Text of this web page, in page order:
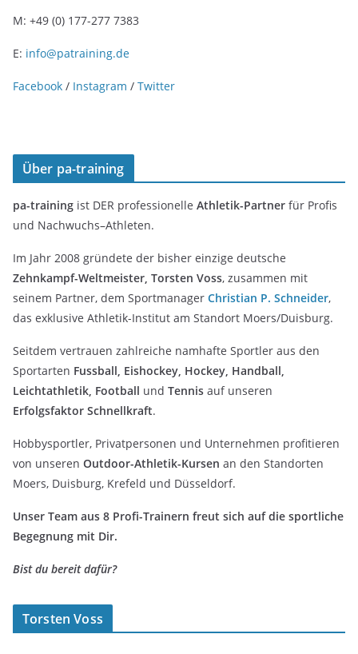
M: +49 (0) 177-277 7383
E: info@patraining.de
Facebook / Instagram / Twitter
Über pa-training
pa-training ist DER professionelle Athletik-Partner für Profis
und Nachwuchs–Athleten.
Im Jahr 2008 gründete der bisher einzige deutsche
Zehnkampf-Weltmeister, Torsten Voss, zusammen mit
seinem Partner, dem Sportmanager Christian P. Schneider,
das exklusive Athletik-Institut am Standort Moers/Duisburg.
Seitdem vertrauen zahlreiche namhafte Sportler aus den
Sportarten Fussball, Eishockey, Hockey, Handball,
Leichtathletik, Football und Tennis auf unseren
Erfolgsfaktor Schnellkraft.
Hobbysportler, Privatpersonen und Unternehmen profitieren
von unseren Outdoor-Athletik-Kursen an den Standorten
Moers, Duisburg, Krefeld und Düsseldorf.
Unser Team aus 8 Profi-Trainern freut sich auf die sportliche
Begegnung mit Dir.
Bist du bereit dafür?
Torsten Voss